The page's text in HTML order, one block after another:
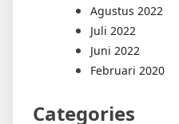
Agustus 2022
Juli 2022
Juni 2022
Februari 2020
Categories